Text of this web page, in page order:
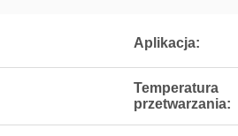
Aplikacja:
Temperatura
przetwarzania: